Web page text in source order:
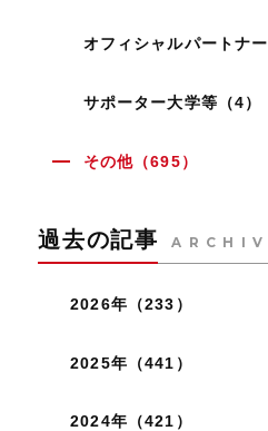
オフィシャルパートナー
サポーター大学等（4）
その他（695）
過去の記事
2026年（233）
2025年（441）
2024年（421）